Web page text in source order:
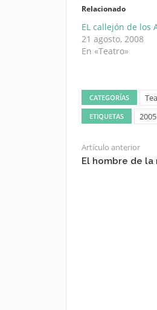
Relacionado
EL callejón de los
21 agosto, 2008
En «Teatro»
CATEGORÍAS
ETIQUETAS 2005
Artículo anterior
El hombre de la